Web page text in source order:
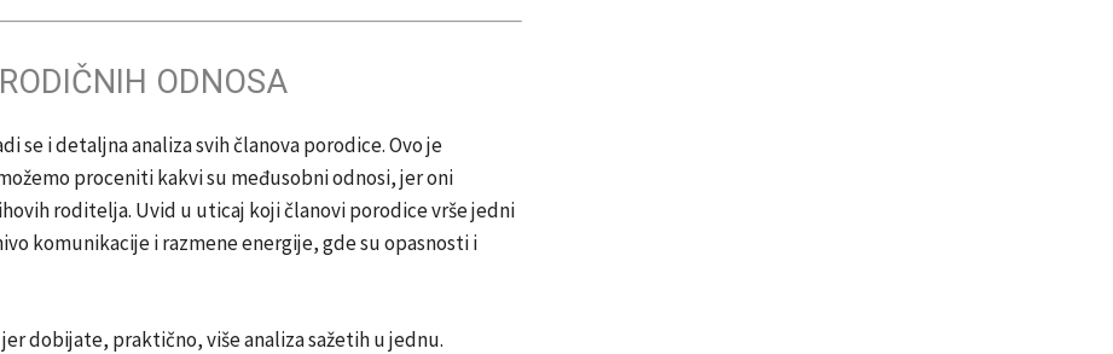
ODNOSA
se i detaljna analiza svih članova porodice. Ovo je
proceniti kakvi su međusobni odnosi, jer oni
roditelja. Uvid u uticaj koji članovi porodice vrše jedni
komunikacije i razmene energije, gde su opasnosti i
dobijate, praktično, više analiza sažetih u jednu.